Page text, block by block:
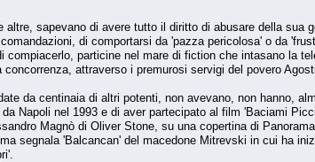
sapevano di avere tutto il diritto di abusare della sua
di comportarsi da 'pazza pericolosa' o da
compiacerlo, particine nel mare di fiction che intasano la
attraverso i premurosi servigi del povero
da centinaia di altri potenti, non avevano, non hanno,
Napoli nel 1993 e di aver partecipato al film 'Baciami
Magnò di Oliver Stone, su una copertina di
segnala 'Balcancan' del macedone Mitrevski in cui ha